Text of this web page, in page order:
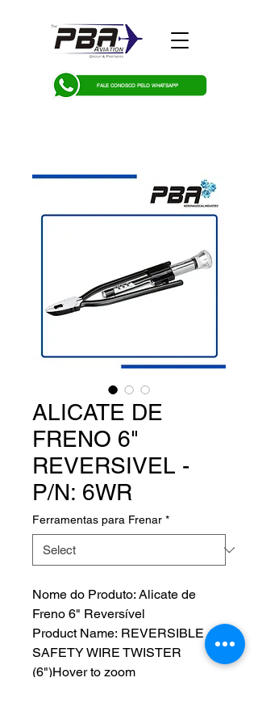
FALE CONOSCO PELO WHATSAPP
ALICATE DE
FRENO 6"
REVERSIVEL -
P/N: 6WR
Ferramentas para Frenar *
Nome do Produto: Alicate de
Freno 6" Reversível
Product Name: REVERSIBLE
SAFETY WIRE TWISTER
(6")Hover to zoom